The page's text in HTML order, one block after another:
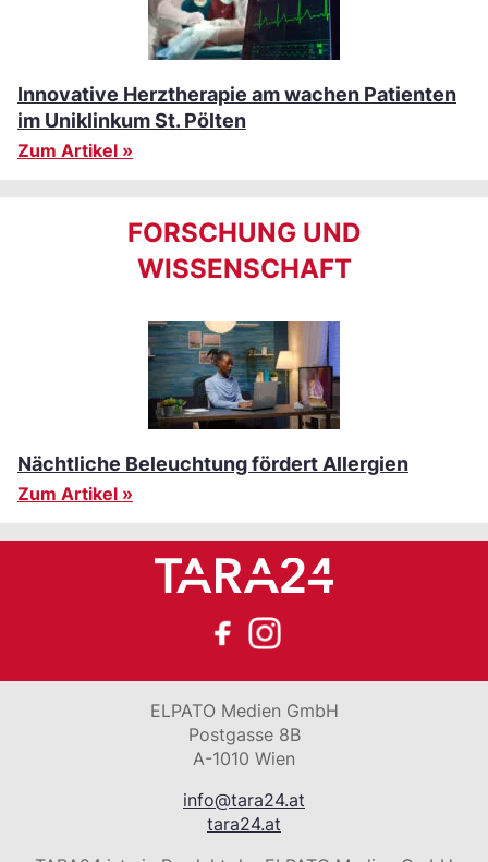
Innovative Herztherapie am wachen Patienten
im Uniklinkum St. Pölten
Zum Artikel »
FORSCHUNG UND
WISSENSCHAFT
Nächtliche Beleuchtung fördert Allergien
Zum Artikel »
ELPATO Medien GmbH
Postgasse 8B
A-1010 Wien
info@tara24.at
tara24.at